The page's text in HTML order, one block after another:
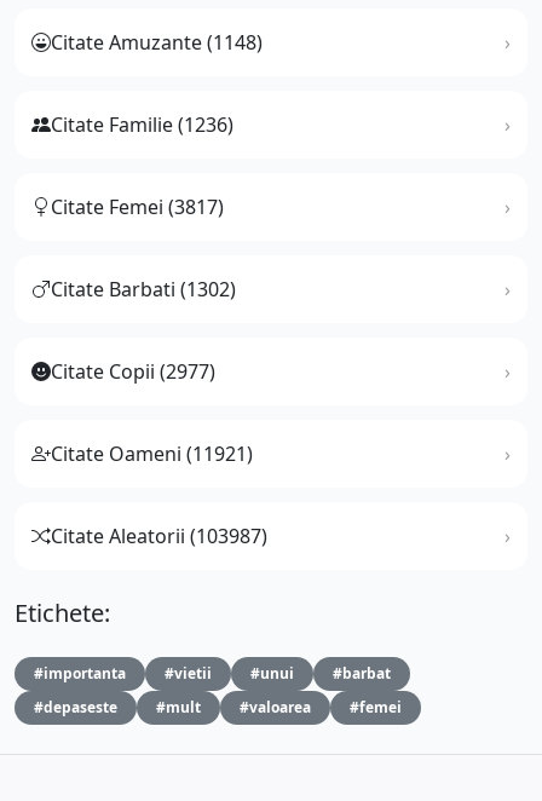
Citate Amuzante (1148)
Citate Familie (1236)
Citate Femei (3817)
Citate Barbati (1302)
Citate Copii (2977)
Citate Oameni (11921)
Citate Aleatorii (103987)
Etichete:
#importanta #vietii #unui
#barbat
#depaseste
#mult #valoarea #femei